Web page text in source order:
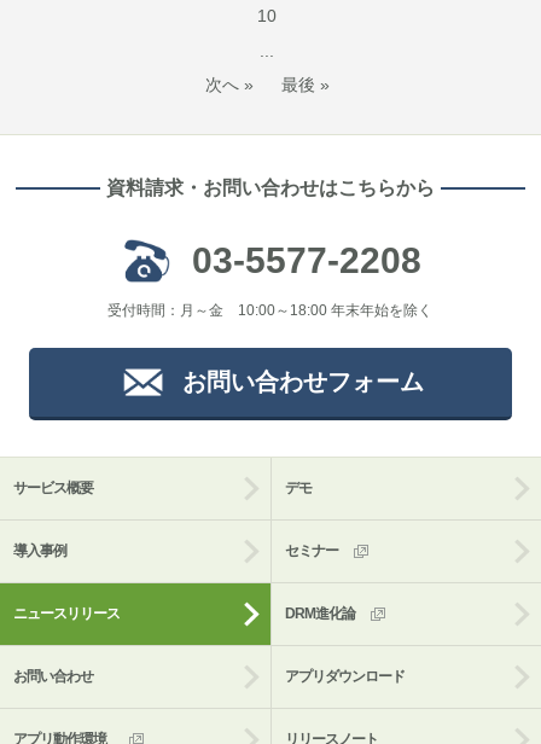
10
次へ »
最後 »
資料請求・お問い合わせはこちらから
03-5577-2208
受付時間：月～金 10:00～18:00 年末年始を除く
お問い合わせフォーム
サービス概要 デモ
導入事例 セミナー
ニュースリリース DRM進化論
お問い合わせ アプリダウンロード
アプリ動作環境_ リリースノート